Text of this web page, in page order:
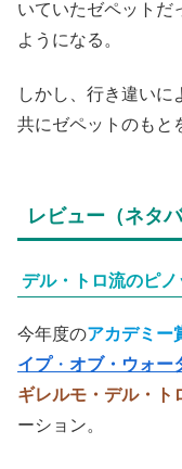
いていたゼペットだ
ようになる。
しかし、行き違いに
共にゼペットのもと
レビュー（ネタバ
デル・トロ流のピノ
今年度のアカデミー
イプ・ オブ・ウォー
ギレルモ・デル・ト
ーション。